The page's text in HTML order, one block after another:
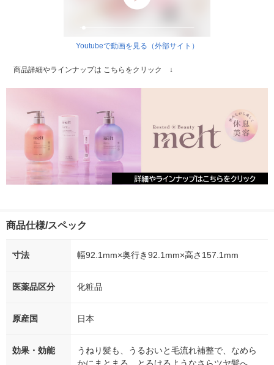
Youtubeで動画を見る（外部サイト）
商品詳細やラインナップは こちらをクリック ↓
商品仕様/スペック
寸法 幅92.1mm×奥行き92.1mm×高さ157.1mm
医薬品区分 化粧品
原産国 日本
効果・効能
うねり髪も、うるおいと毛流れ補整で、なめら